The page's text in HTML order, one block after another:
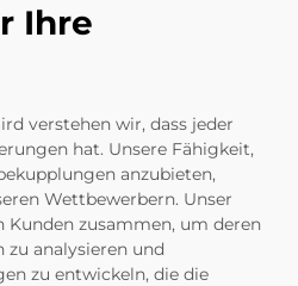
Ihre
verstehen wir, dass jeder
hat. Unsere Fähigkeit,
anzubieten,
Wettbewerbern. Unser
zusammen, um deren
zu analysieren und
zu entwickeln, die die